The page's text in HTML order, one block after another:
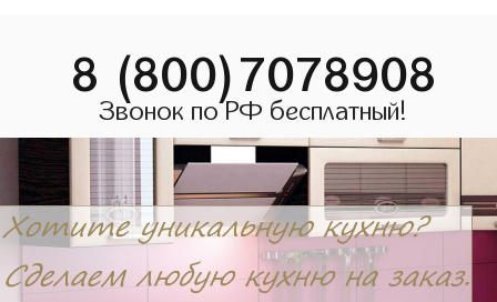
8 (800)7078908
Звонок по РФ бесплатный!